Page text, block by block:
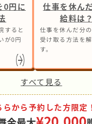
0円に
すると
が0円
仕事を休ん
給料は？
仕事を休んだ分
受け取る方法を
す。
すべて見る
らから予約した方限定